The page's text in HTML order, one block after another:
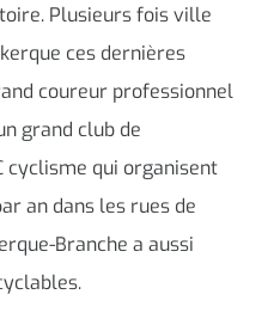
Plusieurs fois ville
ces dernières
coureur professionnel
grand club de
cyclisme qui organisent
an dans les rues de
Branche a aussi